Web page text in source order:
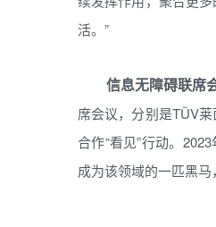
活。”
信息无障碍联席
席会议，分别是TÜV
合作“看见”行动。
成为该领域的一匹黑马